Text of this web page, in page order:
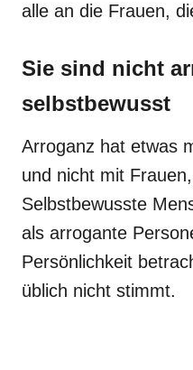
alle an die Frauen,
Sie sind nicht
selbstbewusst
Arroganz hat etwas
und nicht mit
Selbstbewusste
als arrogante
Persönlichkeit
üblich nicht stimmt.